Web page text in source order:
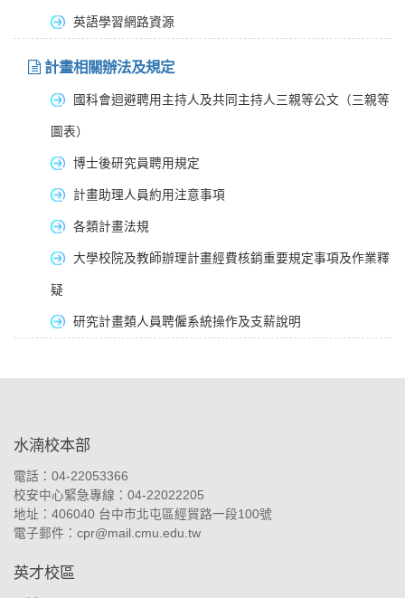
英語學習網路資源
計畫相關辦法及規定
國科會迴避聘用主持人及共同主持人三親等公文 （三親等
圖表）
博士後研究員聘用規定
計畫助理人員約用注意事項
各類計畫法規
大學校院及教師辦理計畫經費核銷重要規定事項及作業釋
疑
研究計畫類人員聘僱系統操作及支薪說明
水湳校本部
電話：04-22053366
校安中心緊急專線：04-22022205
地址： 406040 台中市北屯區經貿路一段100號
電子郵件： cpr@mail.cmu.edu.tw
英才校區